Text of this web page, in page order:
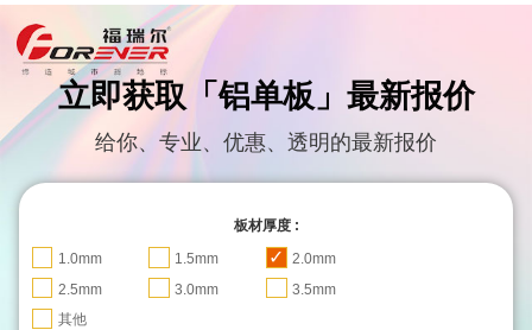
立即获取「铝单板」最新报价
给你、专业、优惠、透明的最新报价
板材厚度 :
1.0mm 1.5mm ✓ 2.0mm
2.5mm 3.0mm 3.5mm
其他